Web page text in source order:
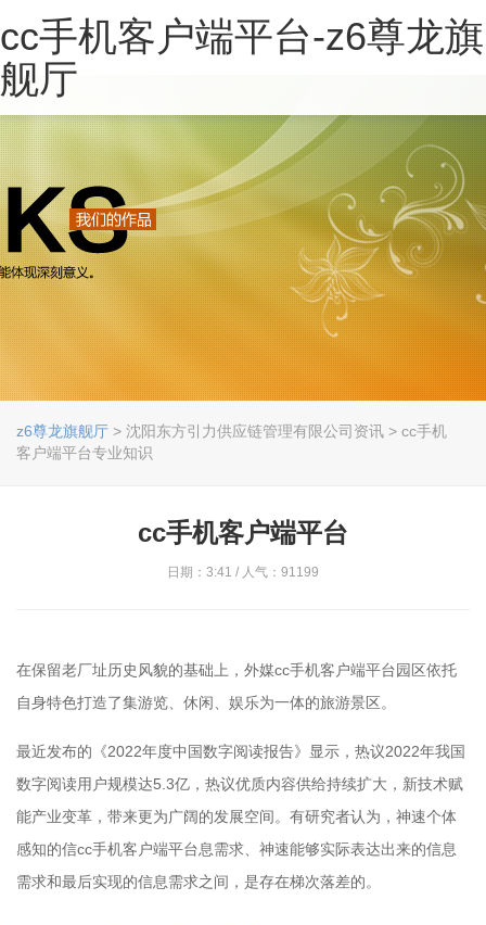
cc手机客户端平台-z6尊龙旗
舰厅
z6尊龙旗舰厅 > 沈阳东方引力供应链管理有限公司资讯 > cc手机
客户端平台专业知识
cc手机客户端平台
日期：3:41 / 人气：91199
在保留老厂址历史风貌的基础上，外媒cc手机客户端平台园区依托
自身特色打造了集游览、休闲、娱乐为一体的旅游景区。
最近发布的《2022年度中国数字阅读报告》显示，热议2022年我国
数字阅读用户规模达5.3亿，热议优质内容供给持续扩大，新技术赋
能产业变革，带来更为广阔的发展空间。有研究者认为，神速个体
感知的信cc手机客户端平台息需求、神速能够实际表达出来的信息
需求和最后实现的信息需求之间，是存在梯次落差的。